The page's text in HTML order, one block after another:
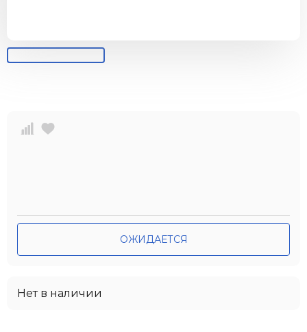
ОЖИДАЕТСЯ
Нет в наличии